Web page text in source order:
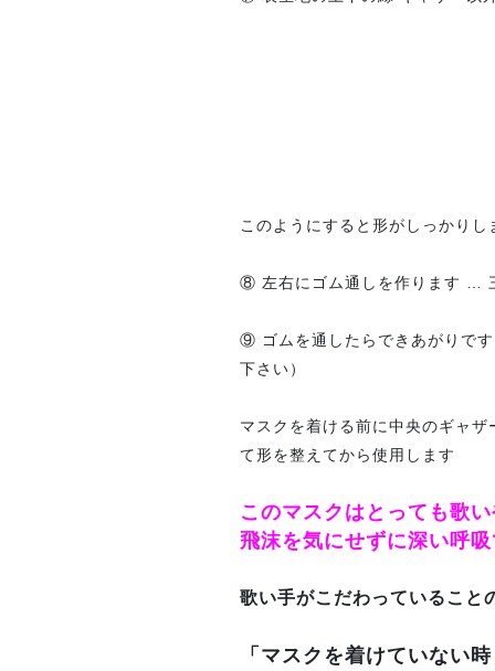
このようにすると形がしっかり
⑧ 左右にゴム通しを作ります …
⑨ ゴムを通したらできあがりで
下さい）
マスクを着ける前に中央のギャ
て形を整えてから使用します
このマスクはとっても歌
飛沫を気にせずに深い呼
歌い手がこだわっていること
「マスクを着けていない